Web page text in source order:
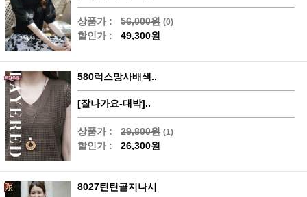
상품가 : 56,000원 (0)
할인가 : 49,300원
580럭스망사배색..
[잘나가요-대박]..
상품가 : 29,800원 (1)
할인가 : 26,300원
8027틴틴골지나시